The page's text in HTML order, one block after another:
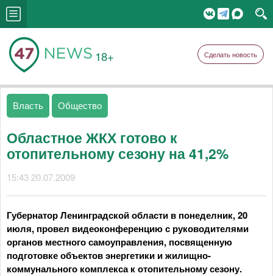
18+ Сделать новость
Власть Общество
Областное ЖКХ готово к
отопительному сезону на 41,2%
15:43 20.07.2009
Губернатор Ленинградской области в понеделник, 20
июля, провел видеоконференцию с руководителями
органов местного самоуправления, посвященную
подготовке объектов энергетики и жилищно-
коммунального комплекса к отопительному сезону.